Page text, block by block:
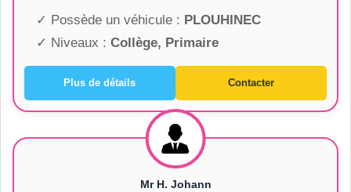
✓ Possède un véhicule : PLOUHINEC
✓ Niveaux : Collège, Primaire
Plus de détails Contacter
Mr H. Johann